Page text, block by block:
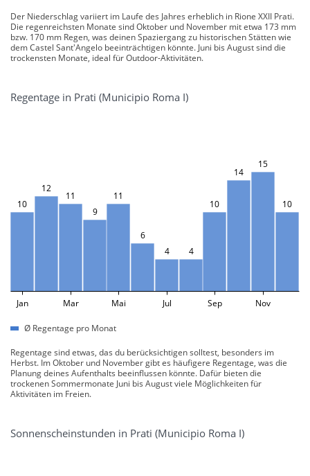
Der Niederschlag variiert im Laufe des Jahres erheblich in Rione XXII Prati.
Die regenreichsten Monate sind Oktober und November mit etwa 173 mm
bzw. 170 mm Regen, was deinen Spaziergang zu historischen Stätten wie
dem Castel Sant'Angelo beeinträchtigen könnte. Juni bis August sind die
trockensten Monate, ideal für Outdoor-Aktivitäten.
Regentage in Prati (Municipio Roma I)
10
12
11
9
11
6
4
4
10
14
15
10
Jan Mar Mai Jul Sep Nov
Ø Regentage pro Monat
Regentage sind etwas, das du berücksichtigen solltest, besonders im
Herbst. Im Oktober und November gibt es häufigere Regentage, was die
Planung deines Aufenthalts beeinflussen könnte. Dafür bieten die
trockenen Sommermonate Juni bis August viele Möglichkeiten für
Aktivitäten im Freien.
Sonnenscheinstunden in Prati (Municipio Roma I)